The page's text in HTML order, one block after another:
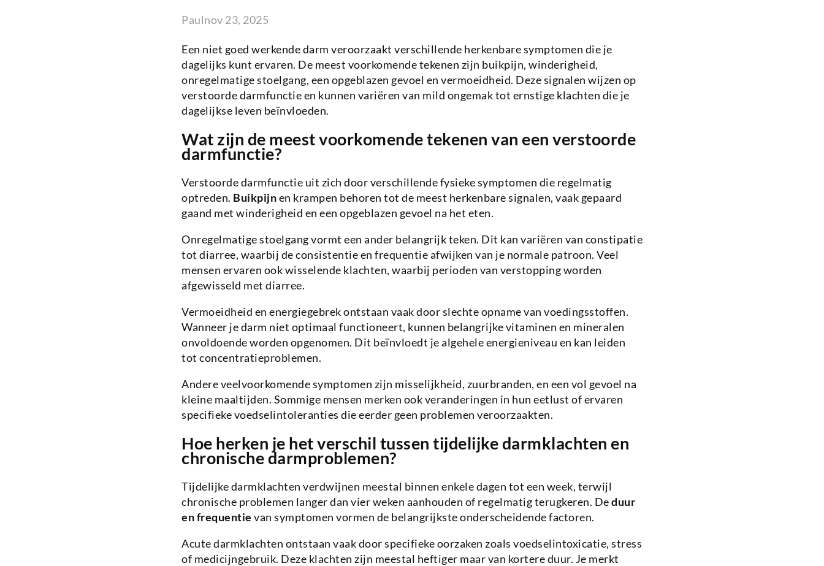
Paulnov 23, 2025
Een niet goed werkende darm veroorzaakt verschillende herkenbare symptomen die je
dagelijks kunt ervaren. De meest voorkomende tekenen zijn buikpijn, winderigheid,
onregelmatige stoelgang, een opgeblazen gevoel en vermoeidheid. Deze signalen wijzen op
verstoorde darmfunctie en kunnen variëren van mild ongemak tot ernstige klachten die je
dagelijkse leven beïnvloeden.
Wat zijn de meest voorkomende tekenen van een verstoorde
darmfunctie?
Verstoorde darmfunctie uit zich door verschillende fysieke symptomen die regelmatig
optreden. Buikpijnen krampen behoren tot de meest herkenbare signalen, vaak gepaard
gaand met winderigheid en een opgeblazen gevoel na het eten.
Onregelmatige stoelgang vormt een ander belangrijk teken. Dit kan variëren van constipatie
tot diarree, waarbij de consistentie en frequentie afwijken van je normale patroon. Veel
mensen ervaren ook wisselende klachten, waarbij perioden van verstopping worden
afgewisseld met diarree.
Vermoeidheid en energiegebrek ontstaan vaak door slechte opname van voedingsstoffen.
Wanneer je darm niet optimaal functioneert, kunnen belangrijke vitaminen en mineralen
onvoldoende worden opgenomen. Dit beïnvloedt je algehele energieniveau en kan leiden
tot concentratieproblemen.
Andere veelvoorkomende symptomen zijn misselijkheid, zuurbranden, en een vol gevoel na
kleine maaltijden. Sommige mensen merken ook veranderingen in hun eetlust of ervaren
specifieke voedselintoleranties die eerder geen problemen veroorzaakten.
Hoe herken je het verschil tussen tijdelijke darmklachten en
chronische darmproblemen?
Tijdelijke darmklachten verdwijnen meestal binnen enkele dagen tot een week, terwijl
chronische problemen langer dan vier weken aanhouden of regelmatig terugkeren. Deduur
en frequentie van symptomen vormen de belangrijkste onderscheidende factoren.
Acute darmklachten ontstaan vaak door specifieke oorzaken zoals voedselintoxicatie, stress
of medicijngebruik. Deze klachten zijn meestal heftiger maar van kortere duur. Je merkt